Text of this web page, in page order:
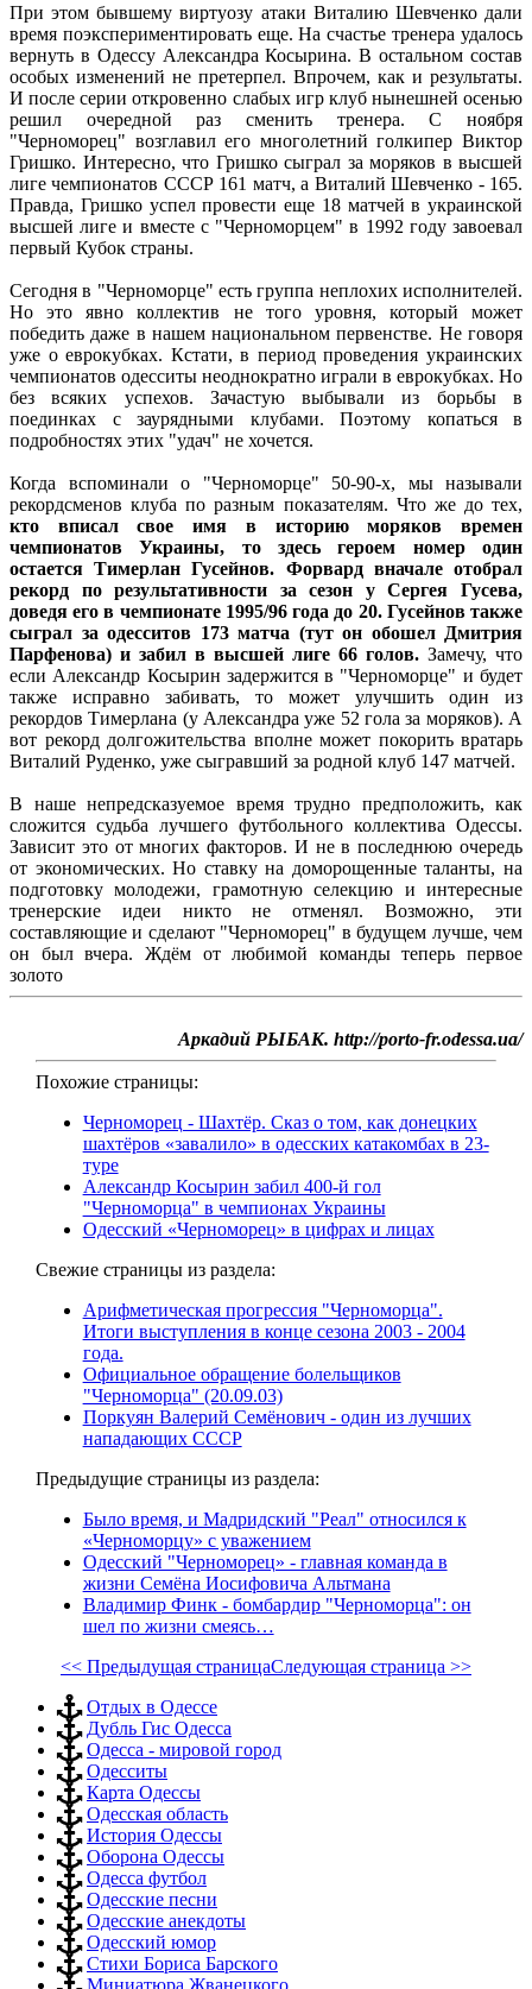
При этом бывшему виртуозу атаки Виталию Шевченко дали
время поэкспериментировать еще. На счастье тренера удалось
вернуть в Одессу Александра Косырина. В остальном состав
особых изменений не претерпел. Впрочем, как и результаты.
И после серии откровенно слабых игр клуб нынешней осенью
решил очередной раз сменить тренера. С ноября
"Черноморец" возглавил его многолетний голкипер Виктор
Гришко. Интересно, что Гришко сыграл за моряков в высшей
лиге чемпионатов СССР 161 матч, а Виталий Шевченко - 165.
Правда, Гришко успел провести еще 18 матчей в украинской
высшей лиге и вместе с "Черноморцем" в 1992 году завоевал
первый Кубок страны.
Сегодня в "Черноморце" есть группа неплохих исполнителей.
Но это явно коллектив не того уровня, который может
победить даже в нашем национальном первенстве. Не говоря
уже о еврокубках. Кстати, в период проведения украинских
чемпионатов одесситы неоднократно играли в еврокубках. Но
без всяких успехов. Зачастую выбывали из борьбы в
поединках с заурядными клубами. Поэтому копаться в
подробностях этих "удач" не хочется.
Когда вспоминали о "Черноморце" 50-90-х, мы называли
рекордсменов клуба по разным показателям. Что же до тех,
кто вписал свое имя в историю моряков времен
чемпионатов Украины, то здесь героем номер один
остается Тимерлан Гусейнов. Форвард вначале отобрал
рекорд по результативности за сезон у Сергея Гусева,
доведя его в чемпионате 1995/96 года до 20. Гусейнов также
сыграл за одесситов 173 матча (тут он обошел Дмитрия
Парфенова) и забил в высшей лиге 66 голов. Замечу, что
если Александр Косырин задержится в "Черноморце" и будет
также исправно забивать, то может улучшить один из
рекордов Тимерлана (у Александра уже 52 гола за моряков). А
вот рекорд долгожительства вполне может покорить вратарь
Виталий Руденко, уже сыгравший за родной клуб 147 матчей.
В наше непредсказуемое время трудно предположить, как
сложится судьба лучшего футбольного коллектива Одессы.
Зависит это от многих факторов. И не в последнюю очередь
от экономических. Но ставку на доморощенные таланты, на
подготовку молодежи, грамотную селекцию и интересные
тренерские идеи никто не отменял. Возможно, эти
составляющие и сделают "Черноморец" в будущем лучше, чем
он был вчера. Ждём от любимой команды теперь первое
золото
Аркадий РЫБАК. http://porto-fr.odessa.ua/
Похожие страницы:
Черноморец - Шахтёр. Сказ о том, как донецких
шахтёров «завалило» в одесских катакомбах в 23-
туре
Александр Косырин забил 400-й гол
"Черноморца" в чемпионах Украины
Одесский «Черноморец» в цифрах и лицах
Свежие страницы из раздела:
Арифметическая прогрессия "Черноморца".
Итоги выступления в конце сезона 2003 - 2004
года.
Официальное обращение болельщиков
"Черноморца" (20.09.03)
Поркуян Валерий Семёнович - один из лучших
нападающих СССР
Предыдущие страницы из раздела:
Было время, и Мадридский "Реал" относился к
«Черноморцу» с уважением
Одесский "Черноморец» - главная команда в
жизни Семёна Иосифовича Альтмана
Владимир Финк - бомбардир "Черноморца": он
шел по жизни смеясь…
<< Предыдущая страницаСледующая страница >>
Отдых в Одессе
Дубль Гис Одесса
Одесса - мировой город
Одесситы
Карта Одессы
Одесская область
История Одессы
Оборона Одессы
Одесса футбол
Одесские песни
Одесские анекдоты
Одесский юмор
Стихи Бориса Барского
Миниатюра Жванецкого